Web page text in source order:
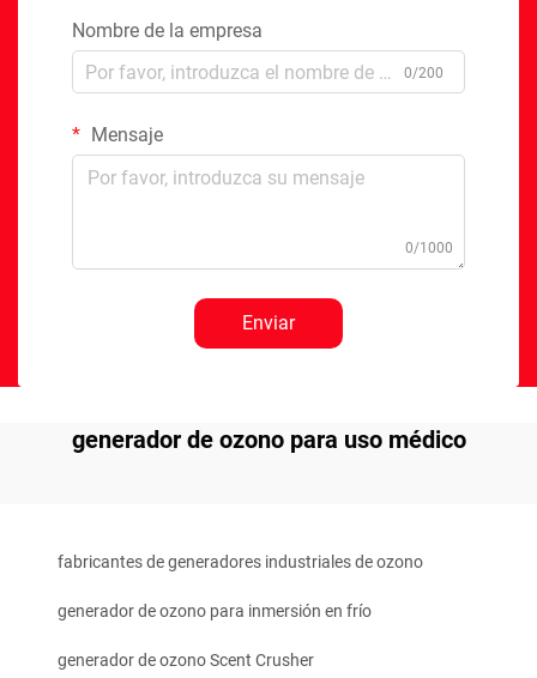
Nombre de la empresa
0/200
Mensaje
0/1000
Enviar
generador de ozono para uso médico
fabricantes de generadores industriales de ozono
generador de ozono para inmersión en frío
generador de ozono Scent Crusher